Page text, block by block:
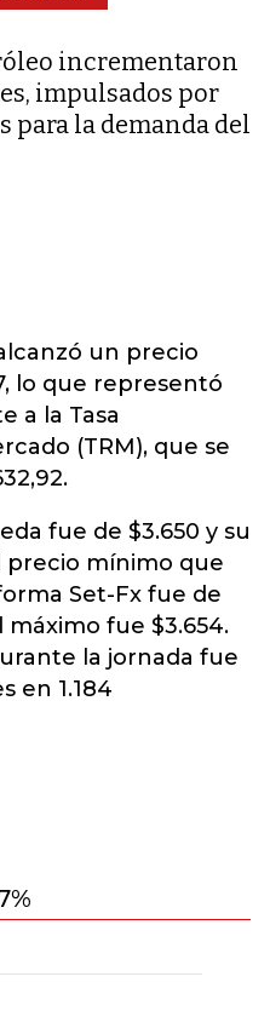
incrementaron
impulsados por
para la demanda del
un precio
lo que representó
a la Tasa
(TRM), que se
fue de $3.650 y su
precio mínimo que
Set-Fx fue de
máximo fue $3.654.
la jornada fue
en 1.184